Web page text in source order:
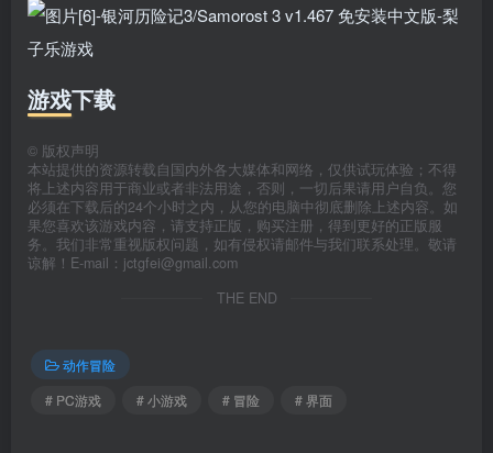
游戏下载
© 版权声明
本站提供的资源转载自国内外各大媒体和网络，仅供试玩体验；不得
将上述内容用于商业或者非法用途，否则，一切后果请用户自负。您
必须在下载后的24个小时之内，从您的电脑中彻底删除上述内容。如
果您喜欢该游戏内容，请支持正版，购买注册，得到更好的正版服
务。我们非常重视版权问题，如有侵权请邮件与我们联系处理。敬请
谅解！E-mail：jctgfei@gmail.com
THE END
动作冒险
# PC游戏
# 小游戏 # 冒险 # 界面